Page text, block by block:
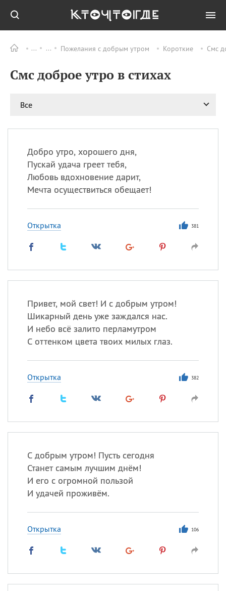
Пожелания с добрым утром Короткие Смс
Смс доброе утро в стихах
Все
Добро утро, хорошего дня,
Пускай удача греет тебя,
Любовь вдохновение дарит,
Мечта осуществиться обещает!
Открытка 381
Привет, мой свет! И с добрым утром!
Шикарный день уже заждался нас.
И небо всё залито перламутром
С оттенком цвета твоих милых глаз.
Открытка 382
С добрым утром! Пусть сегодня
Станет самым лучшим днём!
И его с огромной пользой
И удачей проживём.
Открытка 106
ПРАЗДНИКИ Все
09.08 День памяти
11.08 День полета на
воздушном шарике
11.08 День Святой Клары —
покровительницы
телевидения
Все
Сегодня празднуют именины
Анфиса
Посмотреть значение
происхождение